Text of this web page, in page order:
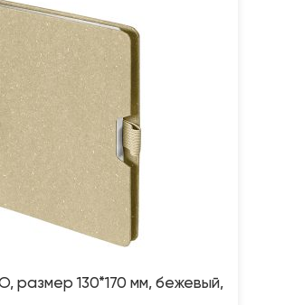
размер 130*170 мм, бежевый,